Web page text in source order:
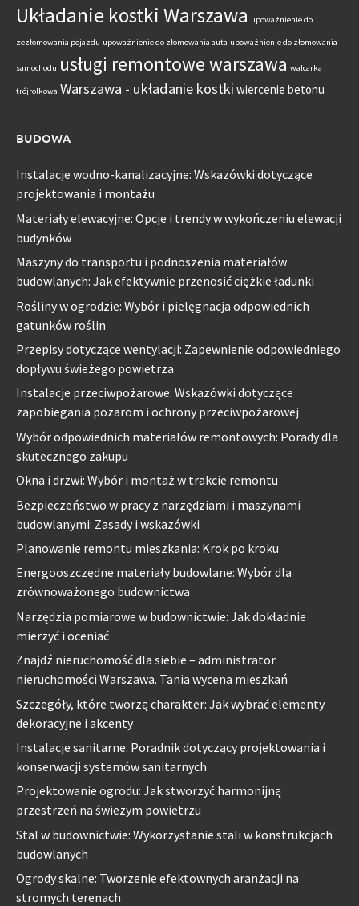
Układanie kostki Warszawa upoważnienie do
zezłomowania pojazdu upoważnienie do złomowania auta upoważnienie do złomowania
samochodu usługi remontowe warszawa walcarka
trójrolkowa Warszawa - układanie kostki wiercenie betonu
BUDOWA
Instalacje wodno-kanalizacyjne: Wskazówki dotyczące
projektowania i montażu
Materiały elewacyjne: Opcje i trendy w wykończeniu elewacji
budynków
Maszyny do transportu i podnoszenia materiałów
budowlanych: Jak efektywnie przenosić ciężkie ładunki
Rośliny w ogrodzie: Wybór i pielęgnacja odpowiednich
gatunków roślin
Przepisy dotyczące wentylacji: Zapewnienie odpowiedniego
dopływu świeżego powietrza
Instalacje przeciwpożarowe: Wskazówki dotyczące
zapobiegania pożarom i ochrony przeciwpożarowej
Wybór odpowiednich materiałów remontowych: Porady dla
skutecznego zakupu
Okna i drzwi: Wybór i montaż w trakcie remontu
Bezpieczeństwo w pracy z narzędziami i maszynami
budowlanymi: Zasady i wskazówki
Planowanie remontu mieszkania: Krok po kroku
Energooszczędne materiały budowlane: Wybór dla
zrównoważonego budownictwa
Narzędzia pomiarowe w budownictwie: Jak dokładnie
mierzyć i oceniać
Znajdź nieruchomość dla siebie – administrator
nieruchomości Warszawa. Tania wycena mieszkań
Szczegóły, które tworzą charakter: Jak wybrać elementy
dekoracyjne i akcenty
Instalacje sanitarne: Poradnik dotyczący projektowania i
konserwacji systemów sanitarnych
Projektowanie ogrodu: Jak stworzyć harmonijną
przestrzeń na świeżym powietrzu
Stal w budownictwie: Wykorzystanie stali w konstrukcjach
budowlanych
Ogrody skalne: Tworzenie efektownych aranżacji na
stromych terenach